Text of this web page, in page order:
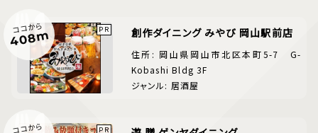
ココから
408m 創作ダイニング みやび 岡山駅前店
住所: 岡山県岡山市北区本町5-7 G-
Kobashi Bldg 3F
ジャンル: 居酒屋
ココから